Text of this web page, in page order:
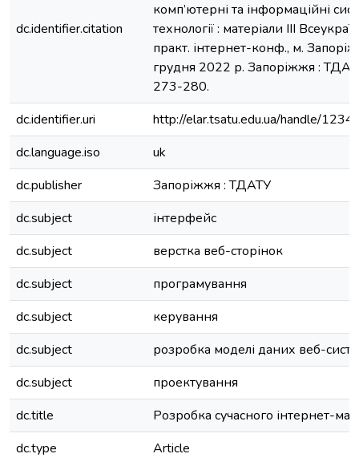
dc.identifier.citation
комп’ютерні та інформаційні
технології : матеріали ІІІ
практ. інтернет-конф., м.
грудня 2022 р. Запоріжжя :
273-280.
dc.identifier.uri
http://elar.tsatu.edu.ua/handle/
dc.language.iso
uk
dc.publisher
Запоріжжя : ТДАТУ
dc.subject
інтерфейс
dc.subject
верстка веб-сторінок
dc.subject
програмування
dc.subject
керування
dc.subject
розробка моделі даних веб-
dc.subject
проектування
dc.title
Розробка сучасного інтернет-
dc.type
Article